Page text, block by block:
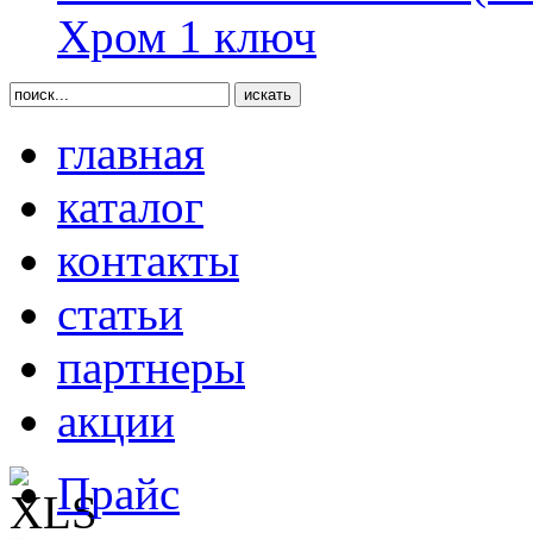
Хром 1 ключ
главная
каталог
контакты
статьи
партнеры
акции
Прайс